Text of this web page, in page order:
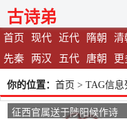
首页 现代 近代 隋朝 清
先秦
两汉 五代 唐朝 更
古诗弟
你的位置： 首页 > TAG信
征西官属送于陟阳候作诗